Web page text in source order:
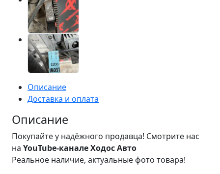
Описание
Доставка и оплата
Описание
Покупайте у надёжного продавца! Смотрите нас
на YouTube-канале Ходос Авто
Реальное наличие, актуальные фото товара!